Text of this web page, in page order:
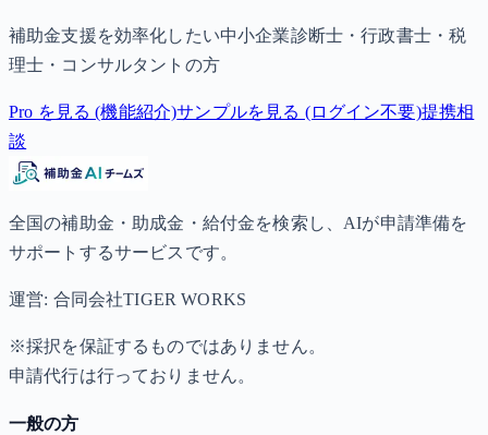
補助金支援を効率化したい中小企業診断士・行政書士・税
理士・コンサルタントの方
Pro を見る (機能紹介)サンプルを見る (ログイン不要)提携相
談
全国の補助金・助成金・給付金を検索し、AIが申請準備を
サポートするサービスです。
運営: 合同会社TIGER WORKS
※採択を保証するものではありません。
申請代行は行っておりません。
一般の方